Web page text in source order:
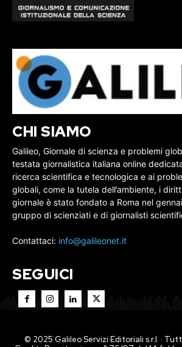
CHI SIAMO
Galileo, Giornale di scienza e problemi
testata giornalistica italiana online
ricerca scientifica e tecnologica e ai
globali, come la tutela dell’ambiente, i
giornale è stato fondato a Roma nel
gruppo di scienziati e di giornalisti
Contattaci: info@galileonet.it
SEGUICI
© 2025 Galileo Servizi Editoriali s.r.l. ·